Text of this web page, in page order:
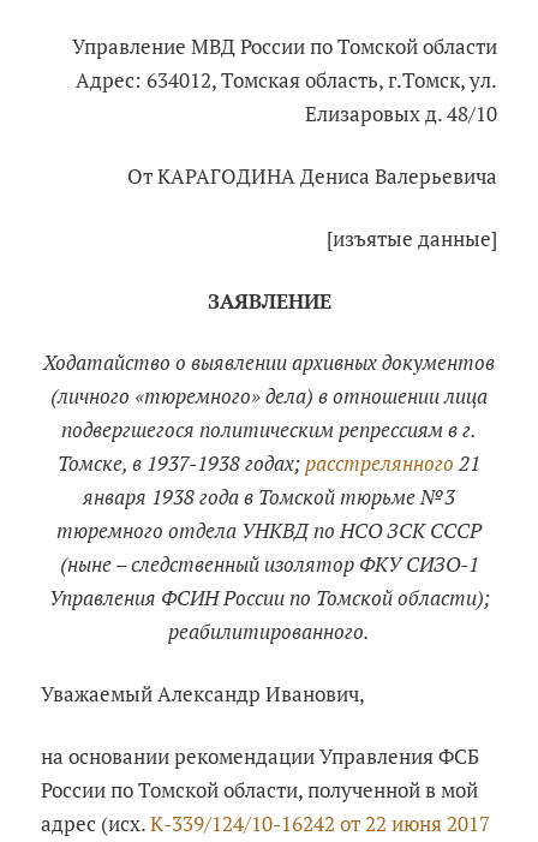
Управление МВД России по Томской области
Адрес: 634012, Томская область, г.Томск, ул.
Елизаровых д. 48/10
От КАРАГОДИНА Дениса Валерьевича
[изъятые данные]
ЗАЯВЛЕНИЕ
Ходатайство о выявлении архивных документов
(личного «тюремного» дела) в отношении лица
подвергшегося политическим репрессиям в г.
Томске, в 1937-1938 годах;расстрелянного 21
января 1938 года в Томской тюрьме №3
тюремного отдела УНКВД по НСО ЗСК СССР
(ныне – следственный изолятор ФКУ СИЗО-1
Управления ФСИН России по Томской области);
реабилитированного.
Уважаемый Александр Иванович,
на основании рекомендации Управления ФСБ
России по Томской области, полученной в мой
адрес (исх.К-339/124/10-16242 от 22 июня 2017